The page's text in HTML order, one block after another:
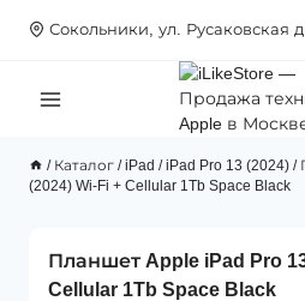
Сокольники, ул. Русаковская
/ Каталог / iPad / iPad Pro 13 (2024) /
(2024) Wi-Fi + Cellular 1Tb Space Black
Планшет Apple iPad Pro
Cellular 1Tb Space Black